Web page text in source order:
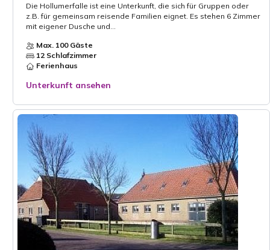
Die Hollumerfalle ist eine Unterkunft, die sich für Gruppen oder
z.B. für gemeinsam reisende Familien eignet. Es stehen 6 Zimmer
mit eigener Dusche und...
Max. 100 Gäste
12 Schlafzimmer
Ferienhaus
Unterkunft ansehen